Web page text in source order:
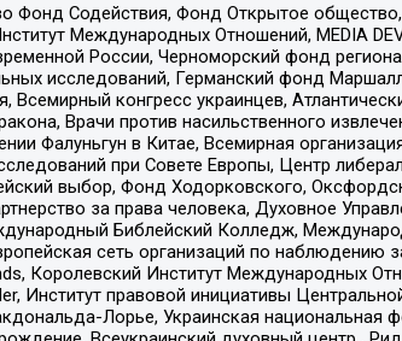
Фонд Содействия, Фонд Открытое
Международных Отношений, MEDIA
России, Черноморский фонд
исследований, Германский фонд
конгресс украинцев,
Врачи против насильственного
Фалуньгун в Китае, Всемирная
при Совете Европы, Центр
выбор, Фонд Ходорковского,
за права человека, Духовное
Библейский Колледж,
сеть организаций по наблюдению
Королевский Институт Международных
Институт правовой инициативы
Лорье, Украинская